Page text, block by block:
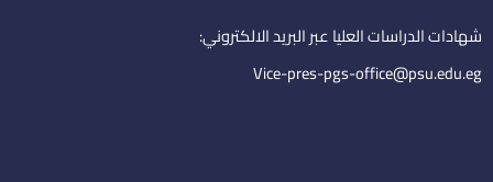
i
l
شهادات الدراسات العليا عبر البريد الالكتروني:
Vice-pres-pgs-office@psu.edu.eg